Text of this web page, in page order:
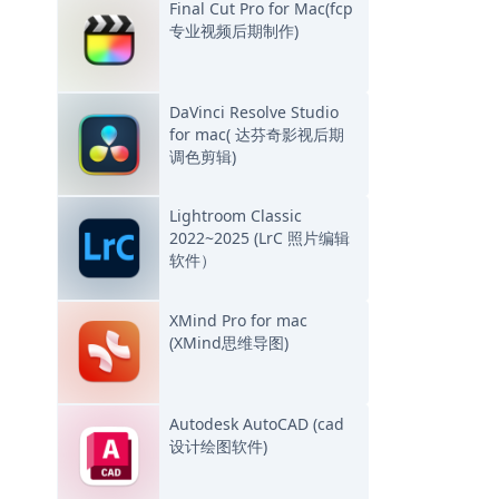
Final Cut Pro for Mac(fcp
专业视频后期制作)
DaVinci Resolve Studio
for mac( 达芬奇影视后期
调色剪辑)
Lightroom Classic
2022~2025 (LrC 照片编辑
软件）
XMind Pro for mac
(XMind思维导图)
Autodesk AutoCAD (cad
设计绘图软件)